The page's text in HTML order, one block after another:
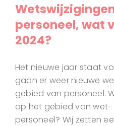
personeel, wat
2024?
Het nieuwe jaar staat
gaan er weer nieuwe
gebied van personeel.
op het gebied van
personeel? Wij zetten